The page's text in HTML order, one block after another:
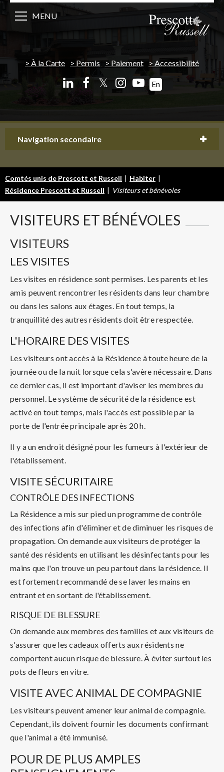
À la Carte Permis Paiement Accessibilité
𝕏 En
MENU
Navigation secondaire
Comtés unis de Prescott et Russell | Habiter |
Résidence Prescott et Russell | Visiteurs et bénévoles
VISITEURS ET BÉNÉVOLES
VISITEURS
LES VISITES
Les visites en résidence sont permises. Les parents et les
amis peuvent rencontrer les résidents dans leur chambre
ou dans les salons aux étages. En tout temps, la
tranquillité des autres résidents doit être respectée.
L'HORAIRE DES VISITES
Les visiteurs ont accès à la Résidence à toute heure de la
journée ou de la nuit lorsque cela s'avère nécessaire. Dans
ce dernier cas, il est important d'aviser les membres du
personnel. Le système de sécurité de la résidence est
activé en tout temps, mais l'accès est possible par la
porte de l'entrée principale après 20 h.
Il y a un endroit désigné pour les fumeurs à l'extérieur de
l'établissement.
VISITE SÉCURITAIRE
CONTRÔLE DES INFECTIONS
La Résidence a mis sur pied un programme de contrôle
des infections afin d'éliminer et de diminuer les risques de
propagation. On demande aux visiteurs de protéger la
santé des résidents en utilisant les désinfectants pour les
mains que l'on trouve un peu partout dans la résidence. Il
est fortement recommandé de se laver les mains en
entrant et en sortant de l'établissement.
RISQUE DE BLESSURE
On demande aux membres des familles et aux visiteurs de
s'assurer que les cadeaux offerts aux résidents ne
comportent aucun risque de blessure. À éviter surtout les
pots de fleurs en vitre.
VISITE AVEC ANIMAL DE COMPAGNIE
Les visiteurs peuvent amener leur animal de compagnie.
Cependant, ils doivent fournir les documents confirmant
que l'animal a été immunisé.
POUR DE PLUS AMPLES